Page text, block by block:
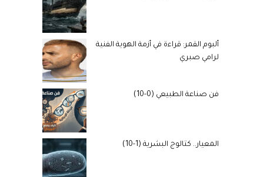
ألبوم القمر: قراءة في أزمة الهوية الفنية
لرامي صبري
فن صناعة الطبيعي (0-10)
المعيار.. كتالوج البشرية (1-10)